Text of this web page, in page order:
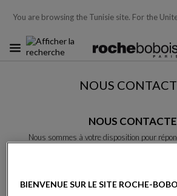
You are browsing the Tunisie site. For the
NOUS
NOUS
Nous sommes à votre disposition pour
BIENVENUE SUR LE SITE ROCHE-